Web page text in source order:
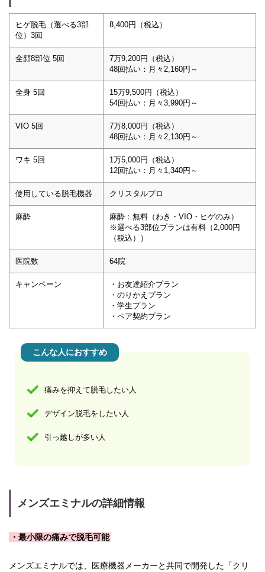
ヒゲ脱毛（選べる3部
位）3回
8,400円（税込）
全顔8部位 5回
7万9,200円（税込）
48回払い：月々2,160円～
全身 5回
15万9,500円（税込）
54回払い：月々3,990円～
VIO 5回
7万8,000円（税込）
48回払い：月々2,130円～
ワキ 5回
1万5,000円（税込）
12回払い：月々1,340円～
使用している脱毛機器 クリスタルプロ
麻酔
麻酔：無料（わき・VIO・ヒゲのみ）
※選べる3部位プランは有料（2,000円
（税込））
医院数 64院
キャンペーン
・お友達紹介プラン
・のりかえプラン
・学生プラン
・ペア契約プラン
こんな人におすすめ
痛みを抑えて脱毛したい人
デザイン脱毛をしたい人
引っ越しが多い人
メンズエミナルの詳細情報
・最小限の痛みで脱毛可能
メンズエミナルでは、医療機器メーカーと共同で開発した「クリ